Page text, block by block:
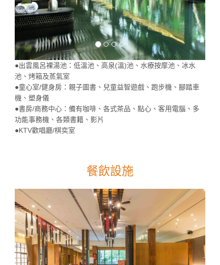
●出雲風呂裸湯池：低溫池、高泉(溫)池、水療按摩池、冰水
池、烤箱及蒸氣室
●童心室/健身房：親子圖書、兒童益智遊戲、跑步機、腳踏車
機、塑身儀
●書房/商務中心：備有咖啡、各式茶品、點心、客用電腦、多
功能事務機、各類書籍、影片
●KTV歡唱廳/棋奕室
餐飲設施